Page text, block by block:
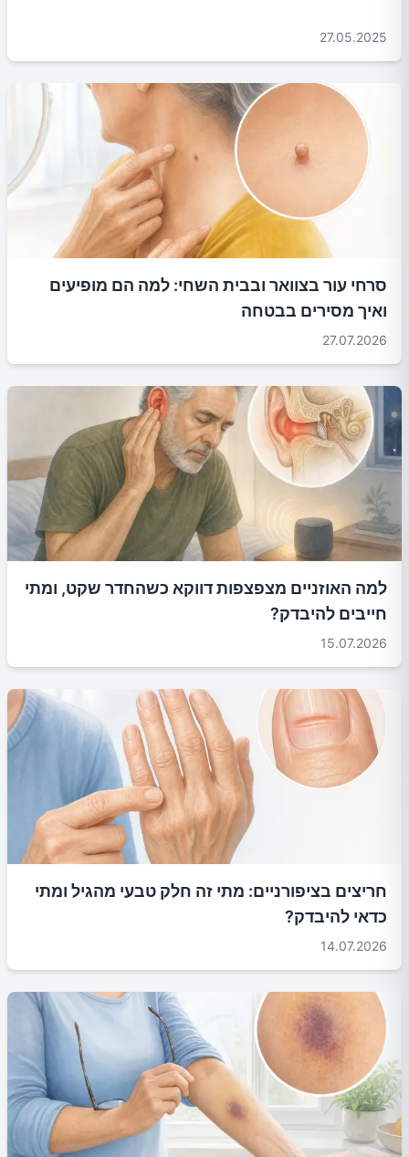
27.05.2025
סרחי עור בצוואר ובבית השחי: למה הם מופיעים
ואיך מסירים בבטחה
27.07.2026
למה האוזניים מצפצפות דווקא כשהחדר שקט, ומתי
חייבים להיבדק?
15.07.2026
חריצים בציפורניים: מתי זה חלק טבעי מהגיל ומתי
כדאי להיבדק?
14.07.2026